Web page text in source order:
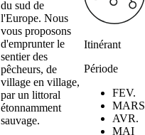
du sud de
l'Europe. Nous
vous proposons
d'emprunter le
sentier des
pêcheurs, de
village en village,
par un littoral
étonnamment
sauvage.
Itinérant
Période
FEV.
MARS
AVR.
MAI